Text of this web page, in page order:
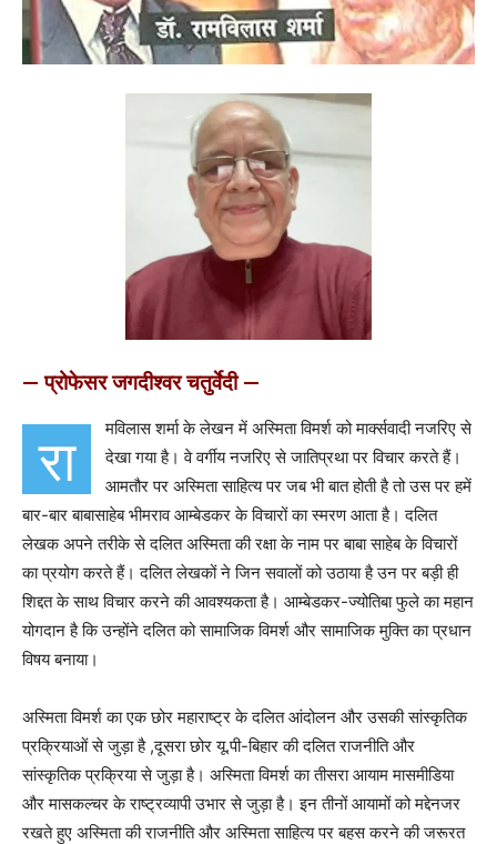
— प्रोफेसर जगदीश्वर चतुर्वेदी —
रा
मविलास शर्मा के लेखन में अस्मिता विमर्श को मार्क्सवादी नजरिए से
देखा गया है। वे वर्गीय नजरिए से जातिप्रथा पर विचार करते हैं।
आमतौर पर अस्मिता साहित्य पर जब भी बात होती है तो उस पर हमें
बार-बार बाबासाहेब भीमराव आम्बेडकर के विचारों का स्मरण आता है। दलित
लेखक अपने तरीके से दलित अस्मिता की रक्षा के नाम पर बाबा साहेब के विचारों
का प्रयोग करते हैं। दलित लेखकों ने जिन सवालों को उठाया है उन पर बड़ी ही
शिद्दत के साथ विचार करने की आवश्यकता है। आम्बेडकर-ज्योतिबा फुले का महान
योगदान है कि उन्होंने दलित को सामाजिक विमर्श और सामाजिक मुक्ति का प्रधान
विषय बनाया।
अस्मिता विमर्श का एक छोर महाराष्ट्र के दलित आंदोलन और उसकी सांस्कृतिक
प्रक्रियाओं से जुड़ा है ,दूसरा छोर यू.पी-बिहार की दलित राजनीति और
सांस्कृतिक प्रक्रिया से जुड़ा है। अस्मिता विमर्श का तीसरा आयाम मासमीडिया
और मासकल्चर के राष्ट्रव्यापी उभार से जुड़ा है। इन तीनों आयामों को मद्देनजर
रखते हुए अस्मिता की राजनीति और अस्मिता साहित्य पर बहस करने की जरूरत